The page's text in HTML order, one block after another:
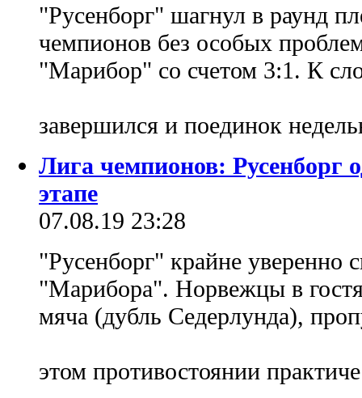
"Русенборг" шагнул в раунд
чемпионов без особых
"Марибор" со счетом 3:1. К
завершился и поединок
Лига чемпионов: Русенборг
этапе
07.08.19 23:28
"Русенборг" крайне уверенно
"Марибора". Норвежцы в
мяча (дубль Седерлунда),
этом противостоянии